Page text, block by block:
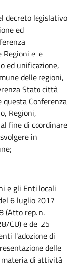
decreto legislativo
ed
e le
ed unificazione,
delle regioni,
Stato città
questa Conferenza
Regioni,
fine di coordinare
in
e gli Enti locali
6 luglio 2017
(Atto rep. n.
CU) e del 25
l'adozione di
delle
materia di attività